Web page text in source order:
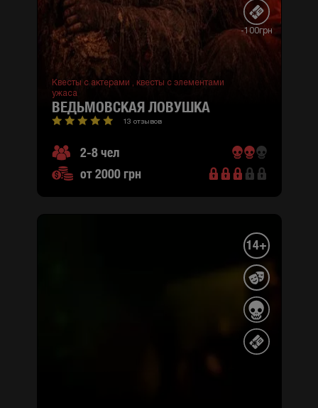
-100грн
Квесты с актерами ,
квесты с элементами
ужаса
ВЕДЬМОВСКАЯ ЛОВУШКА
13 отзывов
2-8 чел
от 2000 грн
14+